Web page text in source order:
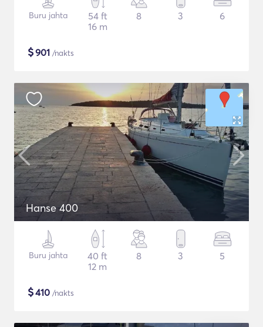
Buru jahta
54 ft
16 m
8 3 6
$901 /nakts
Hanse 400
Buru jahta
40 ft
12 m
8 3 5
$410 /nakts